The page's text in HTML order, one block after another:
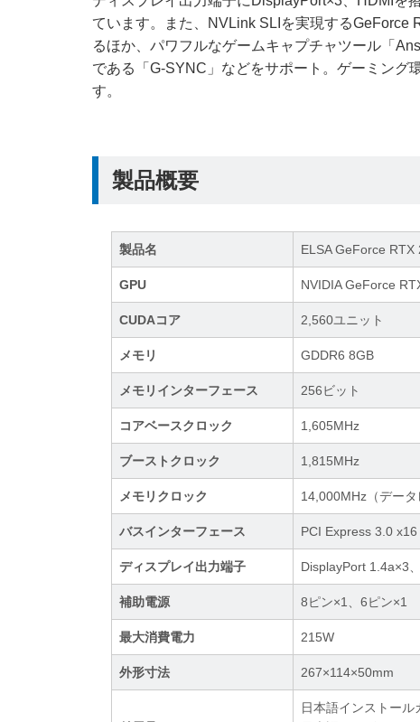
ています。また、NVLink SLIを実現するGeForce
るほか、パワフルなゲームキャプチャツール「
である「G-SYNC」などをサポート。ゲーミング
す。
製品概要
製品名 ELSA GeForce
GPU NVIDIA GeForce
CUDAコア 2,560ユニット
メモリ GDDR6 8GB
メモリインターフェース 256ビット
コアベースクロック 1,605MHz
ブーストクロック 1,815MHz
メモリクロック 14,000MHz（データ
バスインターフェース PCI Express 3.0 x16
ディスプレイ出力端子 DisplayPort 1.4a×3
補助電源 8ピン×1、6ピン×1
最大消費電力 215W
外形寸法 267×114×50mm
日本語インストール